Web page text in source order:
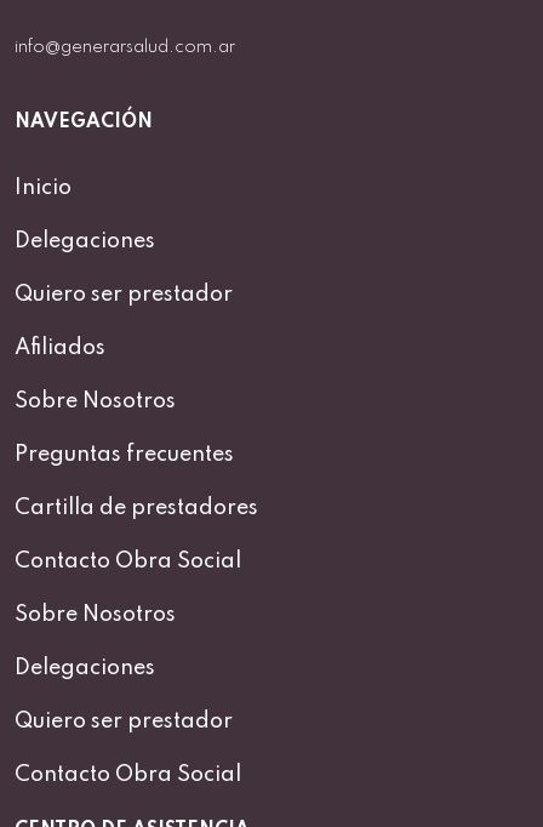
info@generarsalud.com.ar
NAVEGACIÓN
Inicio
Delegaciones
Quiero ser prestador
Afiliados
Sobre Nosotros
Preguntas frecuentes
Cartilla de prestadores
Contacto Obra Social
Sobre Nosotros
Delegaciones
Quiero ser prestador
Contacto Obra Social